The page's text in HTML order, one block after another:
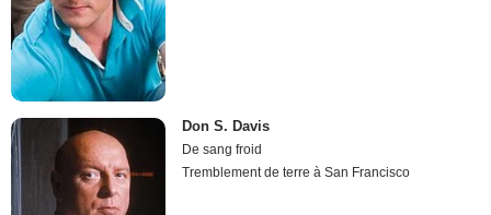
Don S. Davis
De sang froid
Tremblement de terre à San Francisco